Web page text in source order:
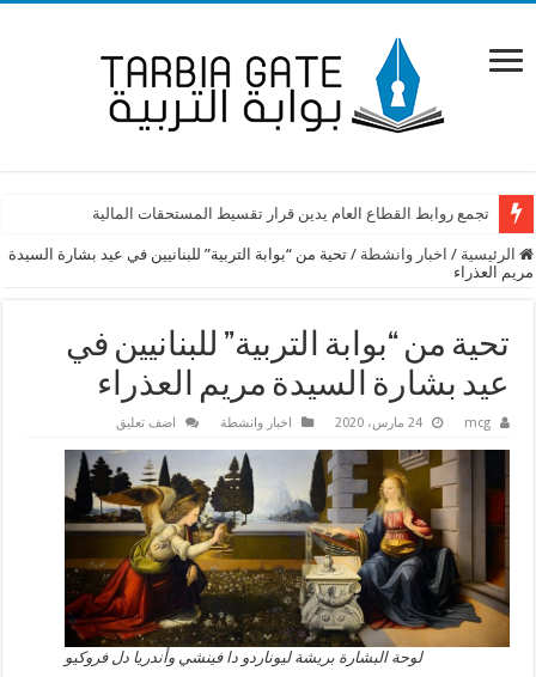
تجمع روابط القطاع العام يدين قرار تقسيط المستحقات المالية
الرئيسية / اخبار وانشطة / تحية من “بوابة التربية” للبنانيين في عيد بشارة السيدة
مريم العذراء
تحية من “بوابة التربية” للبنانيين في
عيد بشارة السيدة مريم العذراء
mcg 24 مارس، 2020 اخبار وانشطة اضف تعليق
لوحة البشارة بريشة ليوناردو دا فينشي و‌أندريا دل فروكيو